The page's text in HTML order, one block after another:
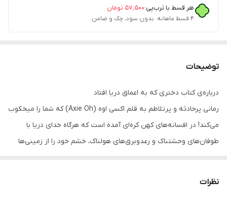
هر قسط با ترب‌پی:۵۷٬۵۰۰ تومان
۴ قسط ماهانه. بدون سود، چک و ضامن.
توضیحات
درباره‌ی کتاب دختری که به اعماق دریا افتاد
رمانی پرحادثه و پرتلاطم به قلم اکسی اوه (Axie Oh) که شما را میخکوب
می‌کند! در افسانه‌های کهن کره‌ای آمده است که هرگاه خدای دریا با
طوفان‌های وحشتناک و رعد‌و‌برق‌های هولناک، خشم خود را از زمینی‌ها
مردم دختری را به‌عنوان عروس دریا انتخاب کرده و به پیشگاه او تقدیم
نظرات